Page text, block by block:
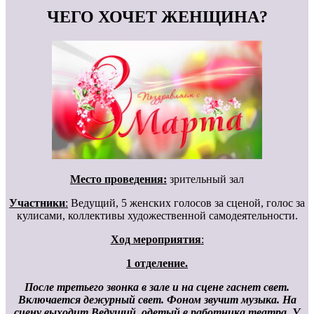
ЧЕГО ХОЧЕТ ЖЕНЩИНА?
Место проведения: зрительный зал
Участники: Ведущий, 5 женских голосов за сценой, голос за
кулисами, коллективы художественной самодеятельности.
Ход мероприятия:
1 отделение.
После третьего звонка в зале и на сцене гаснет свет.
Включается дежурный свет. Фоном звучит музыка. На